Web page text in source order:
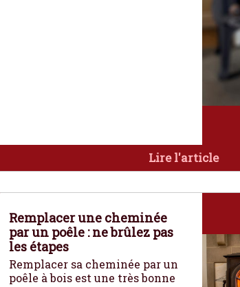
Lire l'article
Remplacer une cheminée
par un poêle : ne brûlez pas
les étapes
Remplacer sa cheminée par un
poêle à bois est une très bonne